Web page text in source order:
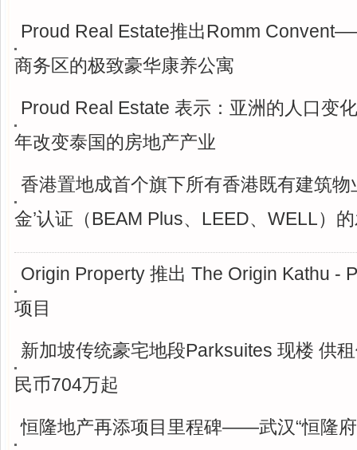
Proud Real Estate推出Romm
商务区的极致豪华康养公寓
Proud Real Estate 表示：亚洲的人口变
年改变泰国的房地产产业
香港置地成首个旗下所有香港既有建筑物
金’认证（BEAM Plus、LEED、WELL）
Origin Property 推出 The Origin Kathu -
项目
新加坡传统豪宅地段Parksuites 现楼 供
民币704万起
恒隆地产再添项目里程碑——武汉“恒隆